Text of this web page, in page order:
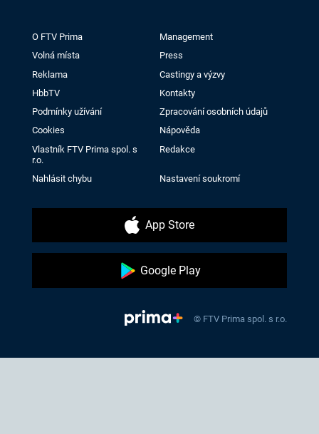
O FTV Prima
Management
Volná místa
Press
Reklama
Castingy a výzvy
HbbTV
Kontakty
Podmínky užívání
Zpracování osobních údajů
Cookies
Nápověda
Vlastník FTV Prima spol. s
r.o.
Redakce
Nahlásit chybu Nastavení soukromí
App Store
Google Play
© FTV Prima spol. s r.o.